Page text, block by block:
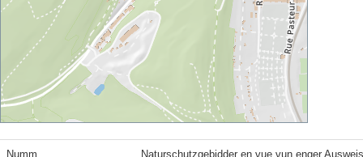
Numm Naturschutzgebidder en vue vun enger